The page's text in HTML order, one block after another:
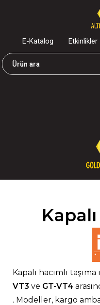
E-Katalog Etkinlikler
Kapalı hacimli taşıma
VT3 ve GT-VT4
. Modeller, kargo